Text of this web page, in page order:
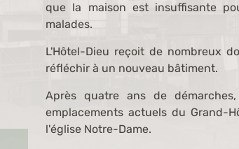
que la maison est insuffisante
malades.
L'Hôtel-Dieu reçoit de nombreux
réfléchir à un nouveau bâtiment.
Après quatre ans de
emplacements actuels du Grand-
l'église Notre-Dame.